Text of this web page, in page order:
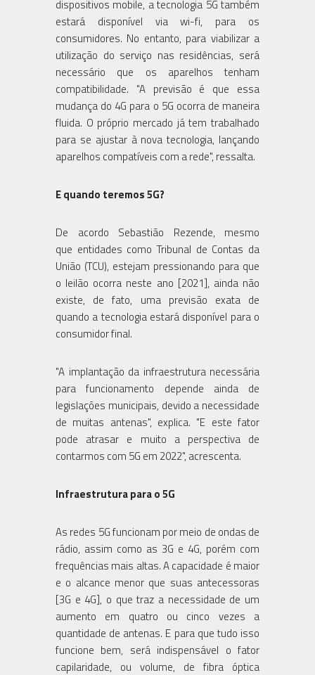
dispositivos mobile, a tecnologia 5G também
estará disponível via wi-fi, para os
consumidores. No entanto, para viabilizar a
utilização do serviço nas residências, será
necessário que os aparelhos tenham
compatibilidade. "A previsão é que essa
mudança do 4G para o 5G ocorra de maneira
fluida. O próprio mercado já tem trabalhado
para se ajustar à nova tecnologia, lançando
aparelhos compatíveis com a rede", ressalta.
E quando teremos 5G?
De acordo Sebastião Rezende, mesmo
que entidades como Tribunal de Contas da
União (TCU), estejam pressionando para que
o leilão ocorra neste ano [2021], ainda não
existe, de fato, uma previsão exata de
quando a tecnologia estará disponível para o
consumidor final.
"A implantação da infraestrutura necessária
para funcionamento depende ainda de
legislações municipais, devido a necessidade
de muitas antenas", explica. "E este fator
pode atrasar e muito a perspectiva de
contarmos com 5G em 2022", acrescenta.
Infraestrutura para o 5G
As redes 5G funcionam por meio de ondas de
rádio, assim como as 3G e 4G, porém com
frequências mais altas. A capacidade é maior
e o alcance menor que suas antecessoras
[3G e 4G], o que traz a necessidade de um
aumento em quatro ou cinco vezes a
quantidade de antenas. E para que tudo isso
funcione bem, será indispensável o fator
capilaridade, ou volume, de fibra óptica